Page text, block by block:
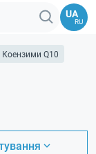
UA
RU
Коензими Q10